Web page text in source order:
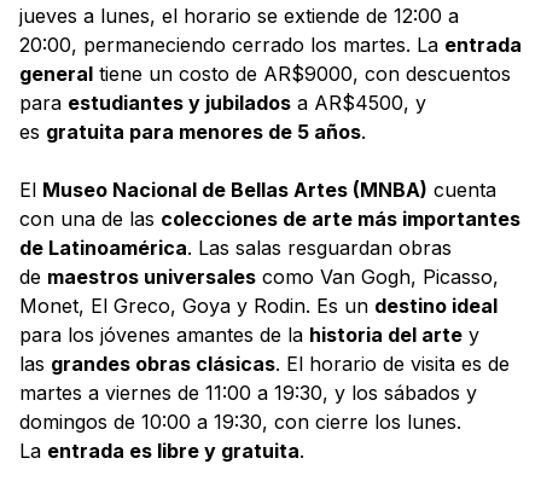
jueves a lunes, el horario se extiende de 12:00 a
20:00, permaneciendo cerrado los martes. La entrada
general tiene un costo de AR$9000, con descuentos
para estudiantes y jubilados a AR$4500, y
es gratuita para menores de 5 años.
El Museo Nacional de Bellas Artes (MNBA) cuenta
con una de las colecciones de arte más importantes
de Latinoamérica. Las salas resguardan obras
de maestros universales como Van Gogh, Picasso,
Monet, El Greco, Goya y Rodin. Es un destino ideal
para los jóvenes amantes de la historia del arte y
las grandes obras clásicas. El horario de visita es de
martes a viernes de 11:00 a 19:30, y los sábados y
domingos de 10:00 a 19:30, con cierre los lunes.
La entrada es libre y gratuita.